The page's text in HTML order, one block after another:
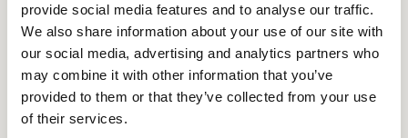
provide social media features and to analyse our traffic.
We also share information about your use of our site with
our social media, advertising and analytics partners who
may combine it with other information that you’ve
provided to them or that they’ve collected from your use
of their services.
Le modèle représenté est le 3 paires.
Dimensions :
2 paires : L 45 x P 21 x H 8 cm
3 paires : L 66 x P 21 x H 8 cm